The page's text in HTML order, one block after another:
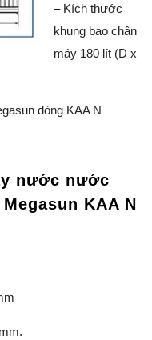
– Kích thước
khung bao chân
máy 180 lít (D x
dòng KAA N
nước nước
KAA N